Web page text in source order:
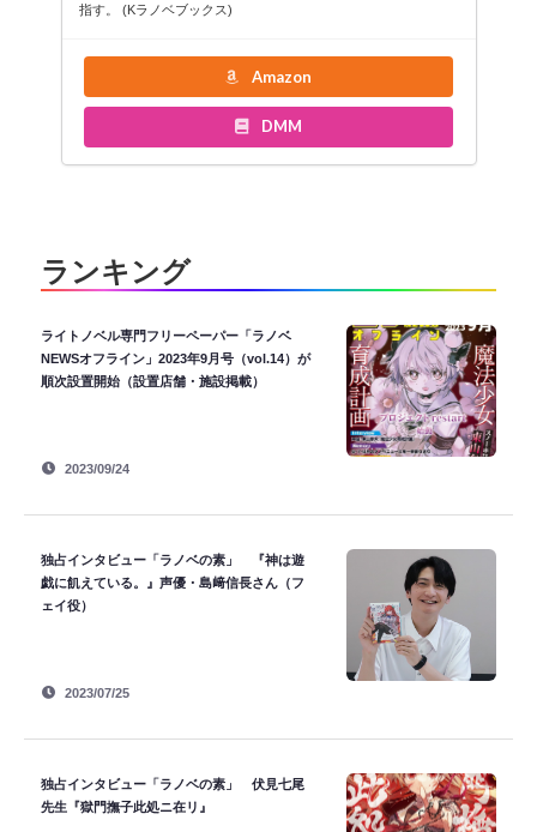
指す。 (Kラノベブックス)
Amazon
DMM
ランキング
ライトノベル専門フリーペーパー「ラノベ
NEWSオフライン」2023年9月号（vol.14）が
順次設置開始（設置店舗・施設掲載）
2023/09/24
独占インタビュー「ラノベの素」 『神は遊
戯に飢えている。』声優・島﨑信長さん（フ
ェイ役）
2023/07/25
独占インタビュー「ラノベの素」 伏見七尾
先生『獄門撫子此処ニ在リ』